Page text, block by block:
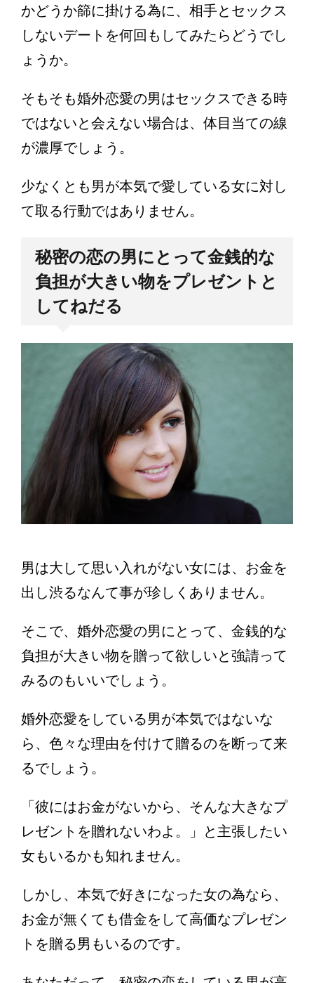
かどうか篩に掛ける為に、相手とセックス
しないデートを何回もしてみたらどうでし
ょうか。
そもそも婚外恋愛の男はセックスできる時
ではないと会えない場合は、体目当ての線
が濃厚でしょう。
少なくとも男が本気で愛している女に対し
て取る行動ではありません。
秘密の恋の男にとって金銭的な
負担が大きい物をプレゼントと
してねだる
男は大して思い入れがない女には、お金を
出し渋るなんて事が珍しくありません。
そこで、婚外恋愛の男にとって、金銭的な
負担が大きい物を贈って欲しいと強請って
みるのもいいでしょう。
婚外恋愛をしている男が本気ではないな
ら、色々な理由を付けて贈るのを断って来
るでしょう。
「彼にはお金がないから、そんな大きなプ
レゼントを贈れないわよ。」と主張したい
女もいるかも知れません。
しかし、本気で好きになった女の為なら、
お金が無くても借金をして高価なプレゼン
トを贈る男もいるのです。